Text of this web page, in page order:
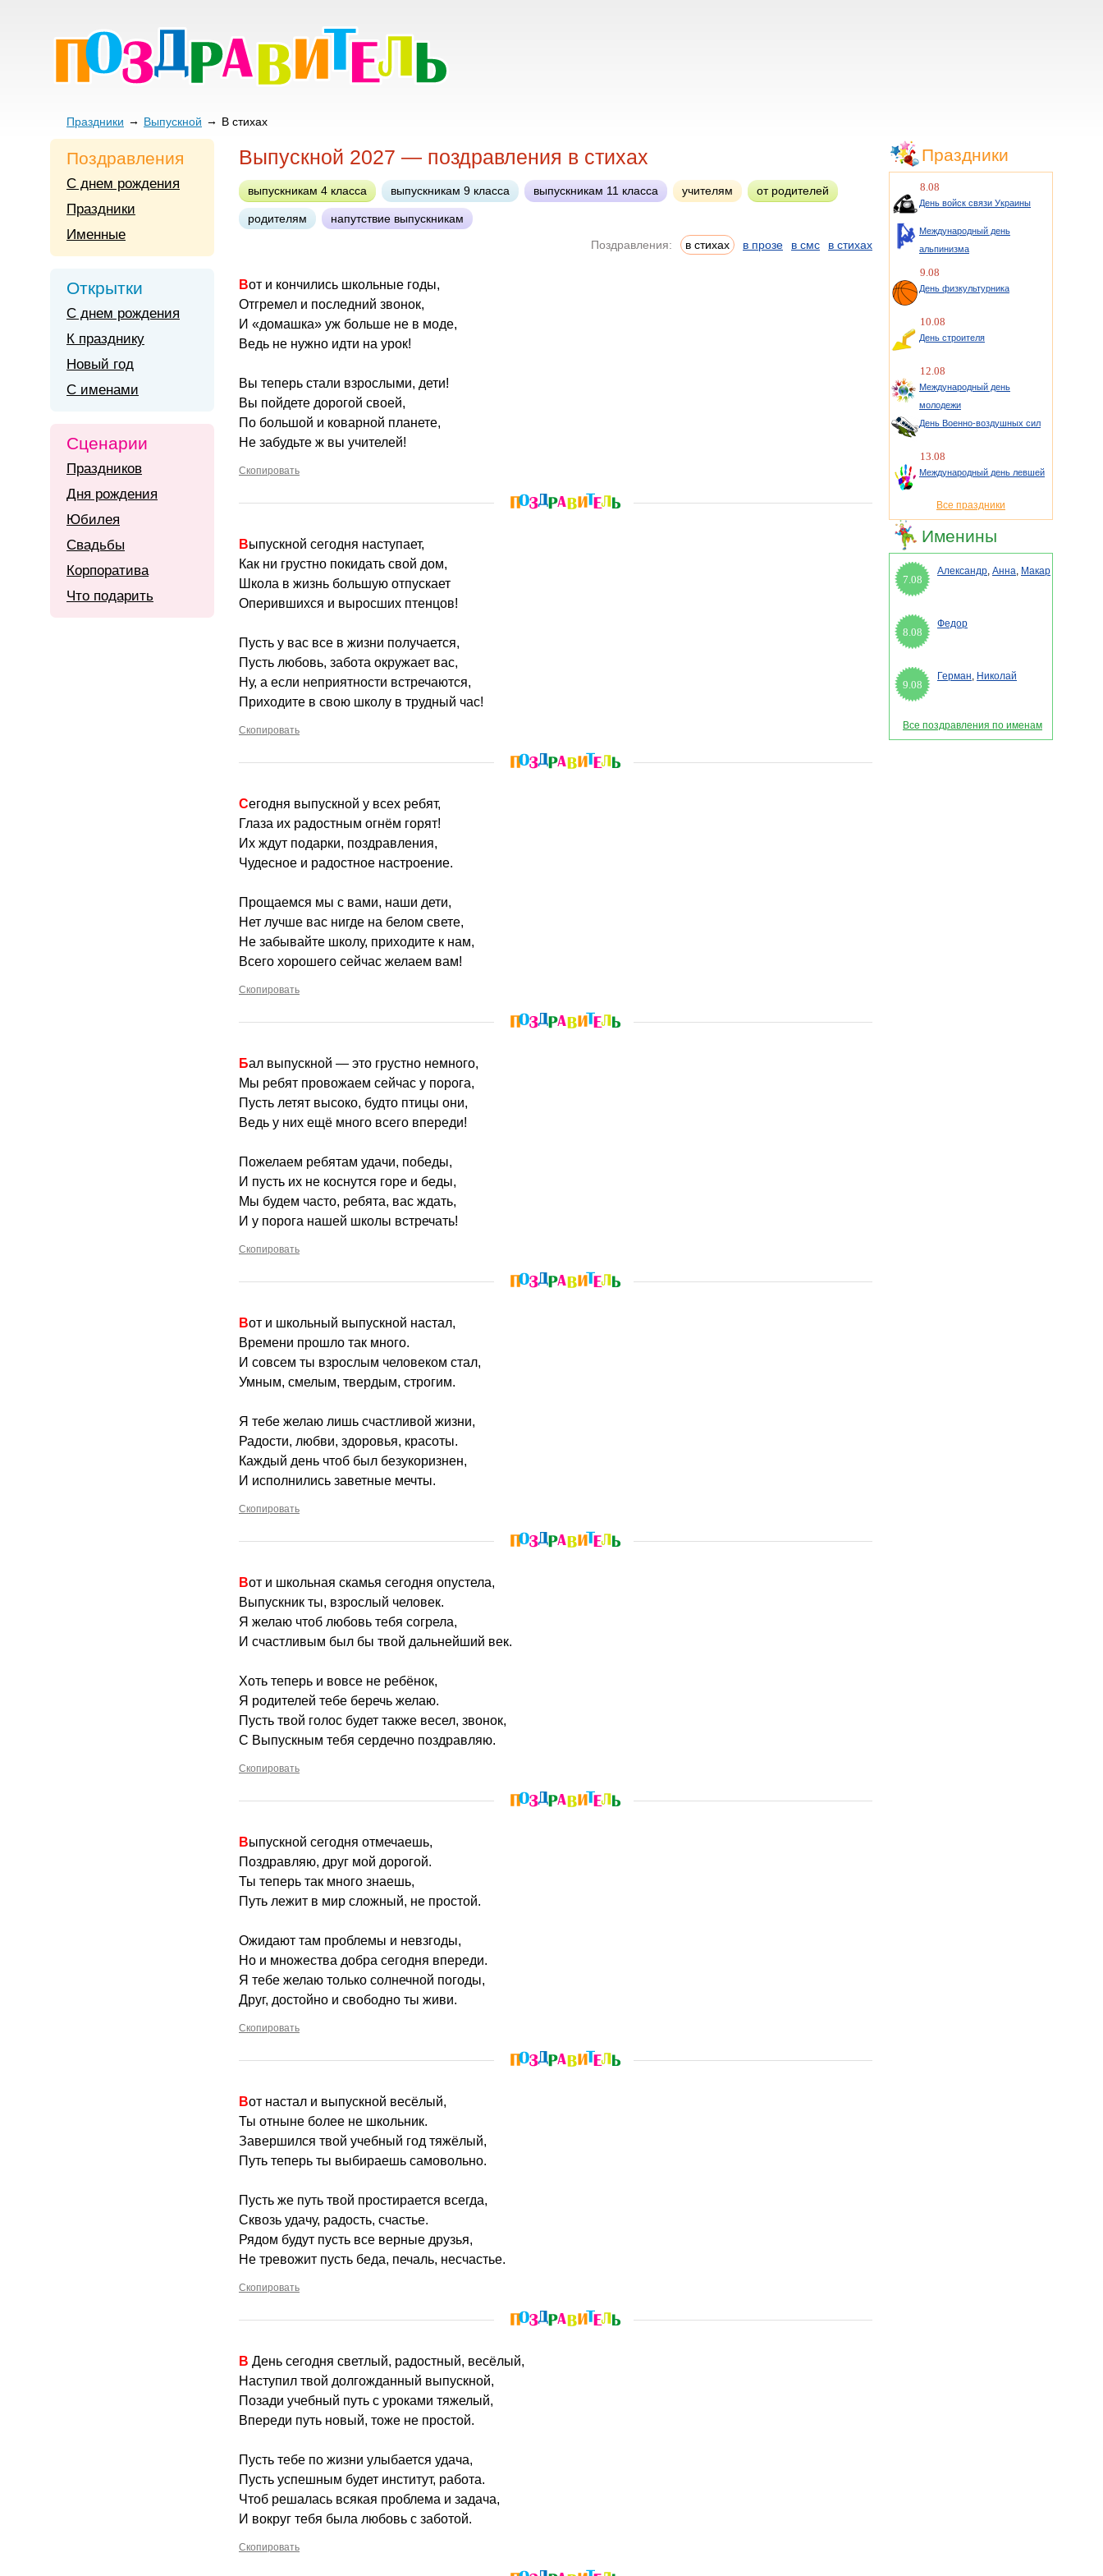
Праздники Выпускной В стихах
Выпускной 2027 — поздравления в стихах
выпускникам 4 класса выпускникам 9 класса выпускникам 11 класса учителям от родителей
родителям
напутствие выпускникам
Поздравления:
в стихах в прозе в смс в стихах
Вот и кончились школьные годы,
Отгремел и последний звонок,
И «домашка» уж больше не в моде,
Ведь не нужно идти на урок!
Вы теперь стали взрослыми, дети!
Вы пойдете дорогой своей,
По большой и коварной планете,
Не забудьте ж вы учителей!
Скопировать
Выпускной сегодня наступает,
Как ни грустно покидать свой дом,
Школа в жизнь большую отпускает
Оперившихся и выросших птенцов!
Пусть у вас все в жизни получается,
Пусть любовь, забота окружает вас,
Ну, а если неприятности встречаются,
Приходите в свою школу в трудный час!
Скопировать
Сегодня выпускной у всех ребят,
Глаза их радостным огнём горят!
Их ждут подарки, поздравления,
Чудесное и радостное настроение.
Прощаемся мы с вами, наши дети,
Нет лучше вас нигде на белом свете,
Не забывайте школу, приходите к нам,
Всего хорошего сейчас желаем вам!
Скопировать
Бал выпускной — это грустно немного,
Мы ребят провожаем сейчас у порога,
Пусть летят высоко, будто птицы они,
Ведь у них ещё много всего впереди!
Пожелаем ребятам удачи, победы,
И пусть их не коснутся горе и беды,
Мы будем часто, ребята, вас ждать,
И у порога нашей школы встречать!
Скопировать
Вот и школьный выпускной настал,
Времени прошло так много.
И совсем ты взрослым человеком стал,
Умным, смелым, твердым, строгим.
Я тебе желаю лишь счастливой жизни,
Радости, любви, здоровья, красоты.
Каждый день чтоб был безукоризнен,
И исполнились заветные мечты.
Скопировать
Вот и школьная скамья сегодня опустела,
Выпускник ты, взрослый человек.
Я желаю чтоб любовь тебя согрела,
И счастливым был бы твой дальнейший век.
Хоть теперь и вовсе не ребёнок,
Я родителей тебе беречь желаю.
Пусть твой голос будет также весел, звонок,
С Выпускным тебя сердечно поздравляю.
Скопировать
Выпускной сегодня отмечаешь,
Поздравляю, друг мой дорогой.
Ты теперь так много знаешь,
Путь лежит в мир сложный, не простой.
Ожидают там проблемы и невзгоды,
Но и множества добра сегодня впереди.
Я тебе желаю только солнечной погоды,
Друг, достойно и свободно ты живи.
Скопировать
Вот настал и выпускной весёлый,
Ты отныне более не школьник.
Завершился твой учебный год тяжёлый,
Путь теперь ты выбираешь самовольно.
Пусть же путь твой простирается всегда,
Сквозь удачу, радость, счастье.
Рядом будут пусть все верные друзья,
Не тревожит пусть беда, печаль, несчастье.
Скопировать
В День сегодня светлый, радостный, весёлый,
Наступил твой долгожданный выпускной,
Позади учебный путь с уроками тяжелый,
Впереди путь новый, тоже не простой.
Пусть тебе по жизни улыбается удача,
Пусть успешным будет институт, работа.
Чтоб решалась всякая проблема и задача,
И вокруг тебя была любовь с заботой.
Скопировать
Поздравления
С днем рождения
Праздники
Именные
Открытки
С днем рождения
К празднику
Новый год
С именами
Сценарии
Праздников
Дня рождения
Юбилея
Свадьбы
Корпоратива
Что подарить
Праздники
8.08
День войск связи Украины
Международный день
альпинизма
9.08
День физкультурника
10.08
День строителя
12.08
Международный день
молодежи
День Военно-воздушных сил
13.08
Международный день левшей
Все праздники
Именины
7.08
Александр, Анна, Макар
8.08
Федор
9.08
Герман, Николай
Все поздравления по именам